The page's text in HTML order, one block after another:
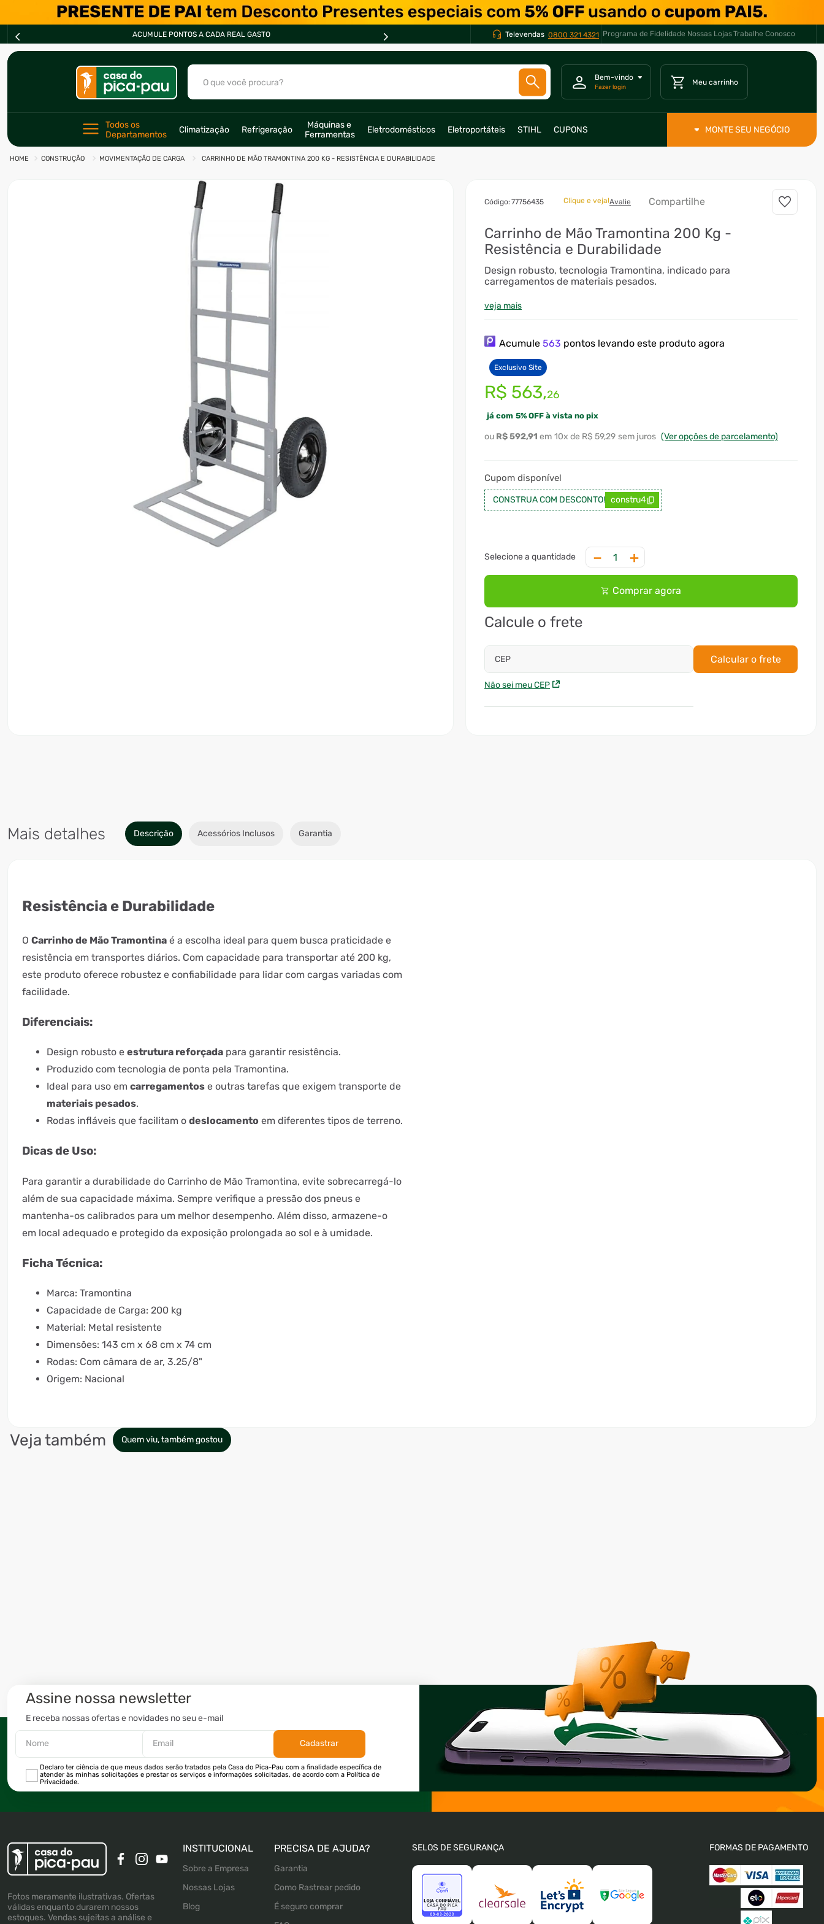
ACUMULE PONTOS A CADA REAL GASTO PARCELE EM ATÉ *10X *
Televendas 0800 321 4321 Programa de Fidelidade Nossas LojasTrabalhe Conosco
O que você procura?
Todos os
Departamentos
Climatização Refrigeração
Máquinas e
Ferramentas
Eletrodomésticos Eletroportáteis STIHL CUPONS MONTE SEU NEGÓCIO
CONSTRUÇÃO MOVIMENTAÇÃO DE CARGA CARRINHO DE MÃO TRAMONTINA 200 KG - RESISTÊNCIA E DURABILIDADE
:77756435 Clique e veja!Avalie Compartilhe
Carrinho de Mão Tramontina 200 Kg -
Resistência e Durabilidade
Design robusto, tecnologia Tramontina, indicado para
carregamentos de materiais pesados.
veja mais
Acumule563 pontos levando este produto agora
Exclusivo Site
R$ 563,26
já com 5% OFF à vista no pix
R$592,91 10x R$ 59,29 sem juros (Ver opções de parcelamento)
Cupom disponível
CONSTRUA COM DESCONTO! constru4
＋
－
Comprar agora
Calcule o frete
CEP
Não sei meu CEP
Calcular o frete
Mais detalhes Descrição Acessórios Inclusos Garantia
Resistência e Durabilidade
O Carrinho de Mão Tramontina é a escolha ideal para quem busca praticidade e
resistência em transportes diários. Com capacidade para transportar até 200 kg,
este produto oferece robustez e confiabilidade para lidar com cargas variadas com
facilidade.
Diferenciais:
Design robusto e estrutura reforçada para garantir resistência.
Produzido com tecnologia de ponta pela Tramontina.
Ideal para uso em carregamentos e outras tarefas que exigem transporte de
materiais pesados.
Rodas infláveis que facilitam o deslocamento em diferentes tipos de terreno.
Dicas de Uso:
Para garantir a durabilidade do Carrinho de Mão Tramontina, evite sobrecarregá-lo
além de sua capacidade máxima. Sempre verifique a pressão dos pneus e
mantenha-os calibrados para um melhor desempenho. Além disso, armazene-o
em local adequado e protegido da exposição prolongada ao sol e à umidade.
Ficha Técnica:
Marca: Tramontina
Capacidade de Carga: 200 kg
Material: Metal resistente
Dimensões: 143 cm x 68 cm x 74 cm
Rodas: Com câmara de ar, 3.25/8"
Origem: Nacional
Veja também Quem viu, também gostou
Assine nossa newsletter
E receba nossas ofertas e novidades no seu e-mail
Cadastrar
Declaro ter ciência de que meus dados serão tratados pela Casa do Pica-Pau com a finalidade específica de
atender às minhas solicitações e prestar os serviços e informações solicitadas, de acordo com a Política de
Privacidade.
Fotos meramente ilustrativas. Ofertas
válidas enquanto durarem nossos
estoques. Vendas sujeitas a análise e
INSTITUCIONAL
Sobre a Empresa
Nossas Lojas
Blog
PRECISA DE AJUDA?
Garantia
Como Rastrear pedido
É seguro comprar
SELOS DE SEGURANÇA FORMAS DE PAGAMENTO
2º
freezer
3º
4
º
motosserra
ventilador
9º
climatizador